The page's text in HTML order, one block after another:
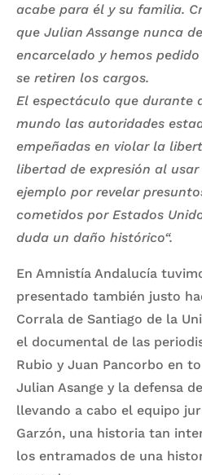
acabe para él y su familia.
que Julian Assange nunca
encarcelado y hemos
se retiren los cargos.
El espectáculo que durante
mundo las autoridades
empeñadas en violar la
libertad de expresión al usar
ejemplo por revelar
cometidos por Estados
duda un daño histórico“.
En Amnistía Andalucía
presentado también justo
Corrala de Santiago de la
el documental de las
Rubio y Juan Pancorbo en
Julian Asange y la defensa
llevando a cabo el equipo
Garzón, una historia tan
los entramados de una